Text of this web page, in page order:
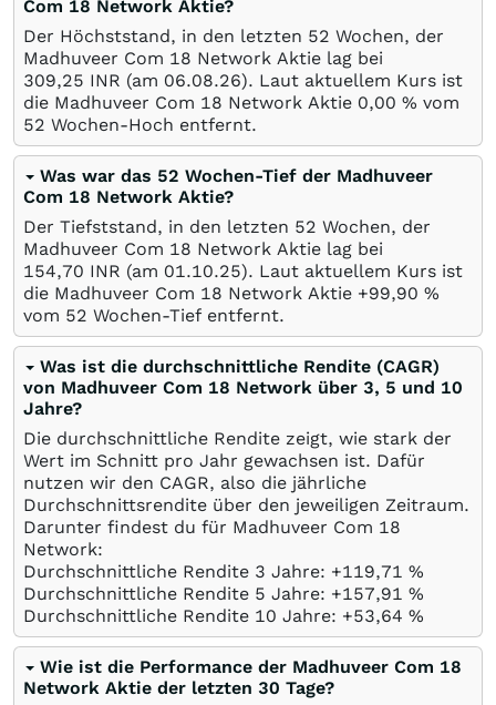
Com 18 Network Aktie?
Der Höchststand, in den letzten 52 Wochen, der
Madhuveer Com 18 Network Aktie lag bei
309,25 INR (am 06.08.26). Laut aktuellem Kurs ist
die Madhuveer Com 18 Network Aktie 0,00 % vom
52 Wochen-Hoch entfernt.
Was war das 52 Wochen-Tief der Madhuveer
Com 18 Network Aktie?
Der Tiefststand, in den letzten 52 Wochen, der
Madhuveer Com 18 Network Aktie lag bei
154,70 INR (am 01.10.25). Laut aktuellem Kurs ist
die Madhuveer Com 18 Network Aktie +99,90 %
vom 52 Wochen-Tief entfernt.
Was ist die durchschnittliche Rendite (CAGR)
von Madhuveer Com 18 Network über 3, 5 und 10
Jahre?
Die durchschnittliche Rendite zeigt, wie stark der
Wert im Schnitt pro Jahr gewachsen ist. Dafür
nutzen wir den CAGR, also die jährliche
Durchschnittsrendite über den jeweiligen Zeitraum.
Darunter findest du für Madhuveer Com 18
Network:
Durchschnittliche Rendite 3 Jahre: +119,71 %
Durchschnittliche Rendite 5 Jahre: +157,91 %
Durchschnittliche Rendite 10 Jahre: +53,64 %
Wie ist die Performance der Madhuveer Com 18
Network Aktie der letzten 30 Tage?